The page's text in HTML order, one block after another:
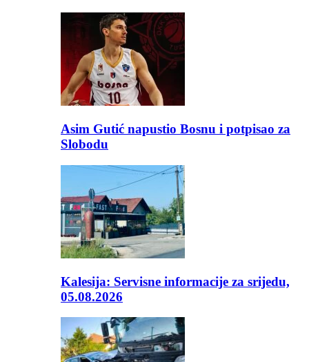
Asim Gutić napustio Bosnu i potpisao za
Slobodu
Kalesija: Servisne informacije za srijedu,
05.08.2026